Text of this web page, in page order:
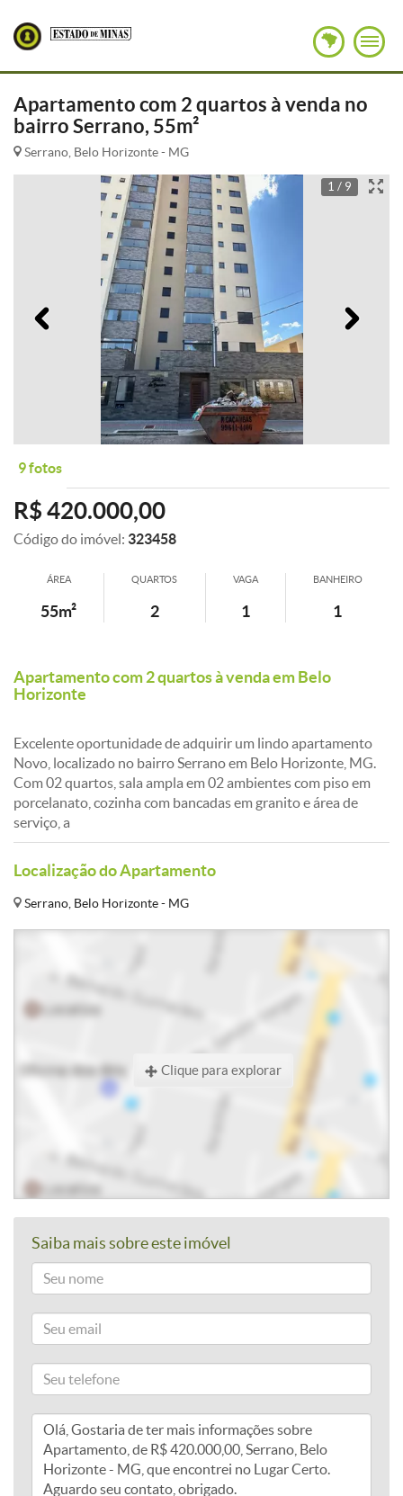
Apartamento com 2 quartos à venda no
bairro Serrano, 55m²
Serrano, Belo Horizonte - MG
1 / 9
Anterior
9 fotos
R$ 420.000,00
Código do imóvel: 323458
ÁREA
55m²
QUARTOS
2
VAGA
1
BANHEIRO
1
Apartamento com 2 quartos à venda em Belo
Horizonte
Excelente oportunidade de adquirir um lindo apartamento
Novo, localizado no bairro Serrano em Belo Horizonte, MG.
Com 02 quartos, sala ampla em 02 ambientes com piso em
porcelanato, cozinha com bancadas em granito e área de
serviço, a
Localização do Apartamento
Serrano, Belo Horizonte - MG
Clique para explorar
Saiba mais sobre este imóvel